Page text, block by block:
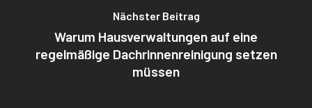
Nächster Beitrag
Warum Hausverwaltungen auf eine
regelmäßige Dachrinnenreinigung setzen
müssen